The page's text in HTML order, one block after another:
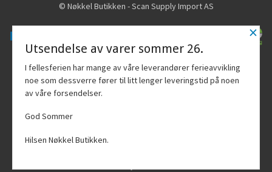
© Nøkkel Butikken - Scan Supply Import AS
Vår nettbutikk bruker cookies slik at du
får en bedre kjøpsopplevelse og vi kan
yte deg bedre service. Vi bruker cookies
hovedsaklig til å lagre
×
Utsendelse av varer sommer 26.
I fellesferien har mange av våre leverandører ferieavvikling
noe som dessverre fører til litt lenger leveringstid på noen
av våre forsendelser.
God Sommer
Hilsen Nøkkel Butikken.